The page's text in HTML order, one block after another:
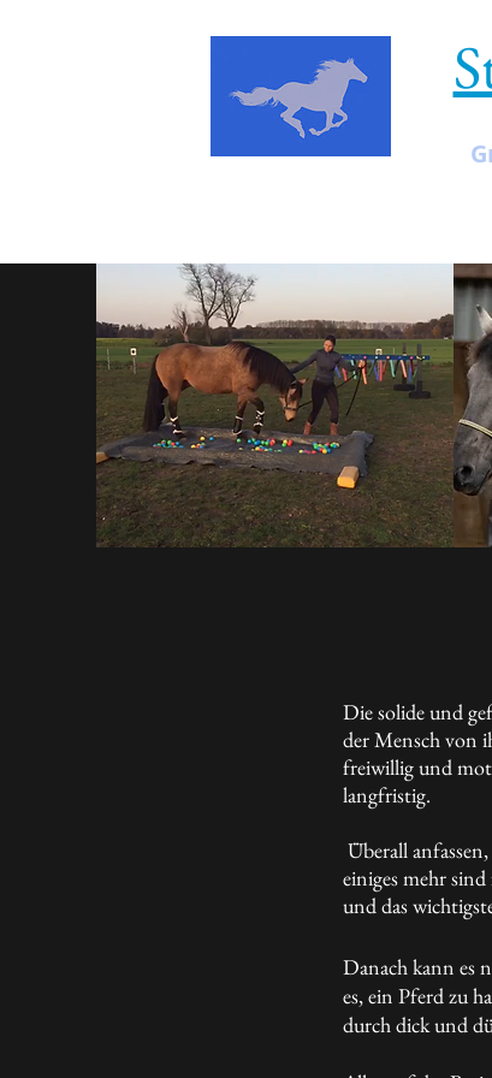
Die solide und
der Mensch von
freiwillig und
langfristig.
Überall
einiges mehr
und das
Danach kann es
es, ein Pferd zu
durch dick und